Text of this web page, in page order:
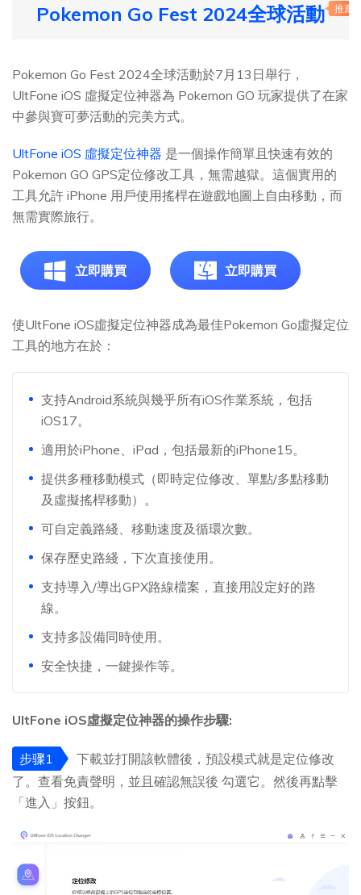
Pokemon Go Fest 2024全球活動
推薦
Pokemon Go Fest 2024全球活動於7月13日舉行，
UltFone iOS 虛擬定位神器為 Pokemon GO 玩家提供了在家
中參與寶可夢活動的完美方式。
UltFone iOS 虛擬定位神器 是一個操作簡單且快速有效的
Pokemon GO GPS定位修改工具，無需越獄。這個實用的
工具允許 iPhone 用戶使用搖桿在遊戲地圖上自由移動，而
無需實際旅行。
立即購買 立即購買
使UltFone iOS虛擬定位神器成為最佳Pokemon Go虛擬定位
工具的地方在於：
支持Android系統與幾乎所有iOS作業系統，包括
iOS17。
適用於iPhone、iPad，包括最新的iPhone15。
提供多種移動模式（即時定位修改、單點/多點移動
及虛擬搖桿移動）。
可自定義路綫、移動速度及循環次數。
保存歷史路綫，下次直接使用。
支持導入/導出GPX路線檔案，直接用設定好的路
線。
支持多設備同時使用。
安全快捷，一鍵操作等。
UltFone iOS虛擬定位神器的操作步驟:
步骤1
下載並打開該軟體後，預設模式就是定位修改
了。查看免責聲明，並且確認無誤後 勾選它。然後再點擊
「進入」按鈕。